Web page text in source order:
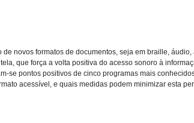
novos formatos de documentos, seja em braille,
que força a volta positiva do acesso sonoro à
se pontos positivos de cinco programas mais
acessível, e quais medidas podem minimizar esta